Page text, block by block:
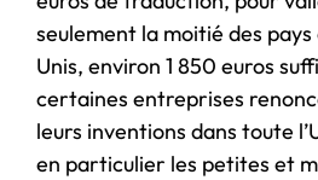
seulement la moitié des pays
Unis, environ 1 850 euros
certaines entreprises
leurs inventions dans toute
en particulier les petites et